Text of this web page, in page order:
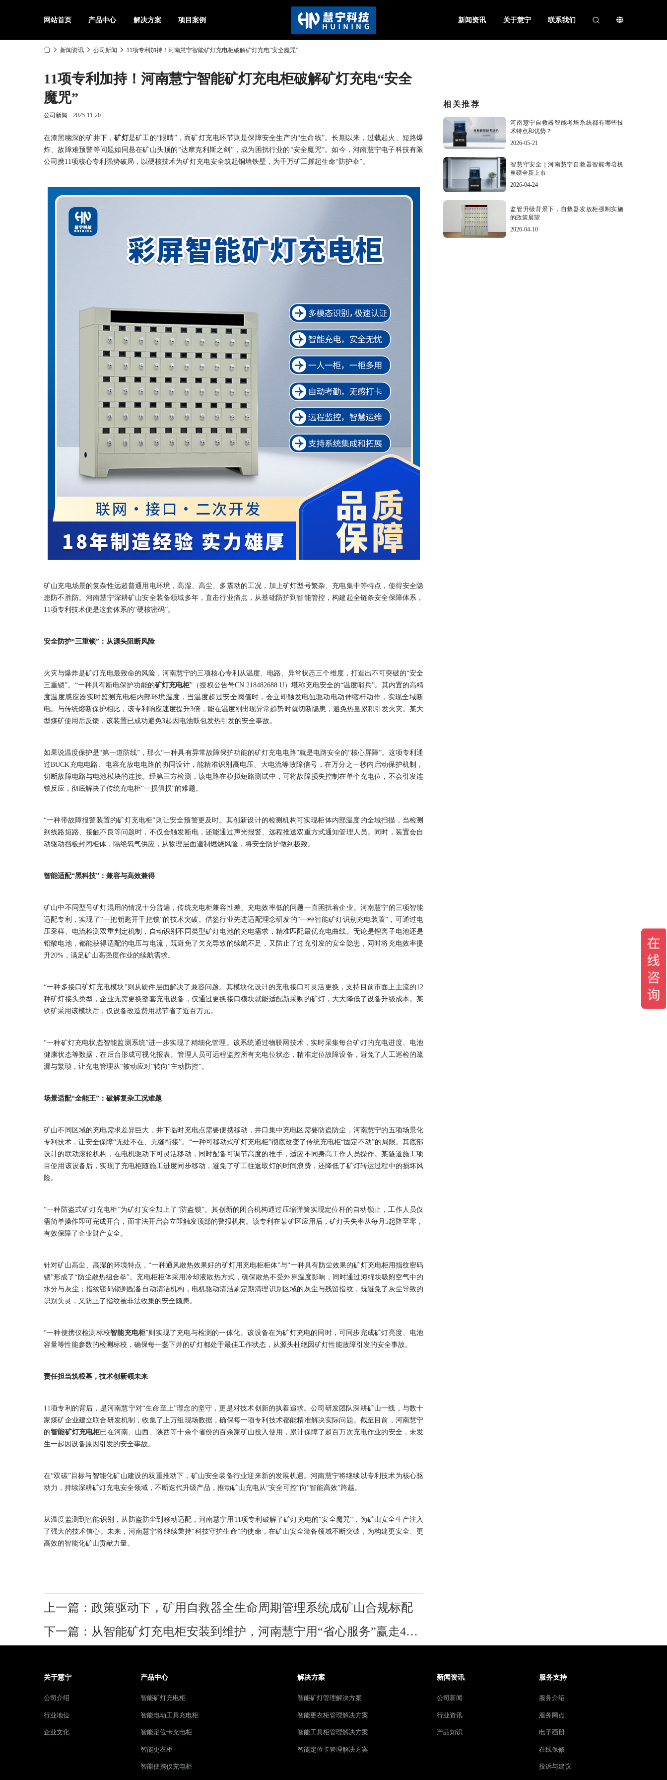
网站首页 产品中心 解决方案 项目案例 新闻资讯 关于慧宁 联系我们
新闻资讯 公司新闻 11项专利加持！河南慧宁智能矿灯充电柜破解矿灯充电“安全魔咒”
11项专利加持！河南慧宁智能矿灯充电柜破解矿灯充电“安全
魔咒”
公司新闻 2025-11-20
在漆黑幽深的矿井下，矿灯是矿工的“眼睛”，而矿灯充电环节则是保障安全生产的“生命线”。长期以来，过载起火、短路爆
炸、故障难预警等问题如同悬在矿山头顶的“达摩克利斯之剑”，成为困扰行业的“安全魔咒”。如今，河南慧宁电子科技有限
公司携11项核心专利强势破局，以硬核技术为矿灯充电安全筑起铜墙铁壁，为千万矿工撑起生命“防护伞”。
矿山充电场景的复杂性远超普通用电环境，高湿、高尘、多震动的工况，加上矿灯型号繁杂、充电集中等特点，使得安全隐
患防不胜防。河南慧宁深耕矿山安全装备领域多年，直击行业痛点，从基础防护到智能管控，构建起全链条安全保障体系，
11项专利技术便是这套体系的“硬核密码”。
安全防护“三重锁”：从源头阻断风险
火灾与爆炸是矿灯充电最致命的风险，河南慧宁的三项核心专利从温度、电路、异常状态三个维度，打造出不可突破的“安全
三重锁”。“一种具有断电保护功能的矿灯充电柜”（授权公告号CN 218482688 U）堪称充电安全的“温度哨兵”。其内置的高精
度温度感应器实时监测充电柜内部环境温度，当温度超过安全阈值时，会立即触发电缸驱动电动伸缩杆动作，实现全域断
电。与传统熔断保护相比，该专利响应速度提升3倍，能在温度刚出现异常趋势时就切断隐患，避免热量累积引发火灾。某大
型煤矿使用后反馈，该装置已成功避免3起因电池鼓包发热引发的安全事故。
如果说温度保护是“第一道防线”，那么“一种具有异常故障保护功能的矿灯充电电路”就是电路安全的“核心屏障”。这项专利通
过BUCK充电电路、电容充放电电路的协同设计，能精准识别高电压、大电流等故障信号，在万分之一秒内启动保护机制，
切断故障电路与电池模块的连接。经第三方检测，该电路在模拟短路测试中，可将故障损失控制在单个充电位，不会引发连
锁反应，彻底解决了传统充电柜“一损俱损”的难题。
“一种带故障报警装置的矿灯充电柜”则让安全预警更及时。其创新设计的检测机构可实现柜体内部温度的全域扫描，当检测
到线路短路、接触不良等问题时，不仅会触发断电，还能通过声光报警、远程推送双重方式通知管理人员。同时，装置会自
动驱动挡板封闭柜体，隔绝氧气供应，从物理层面遏制燃烧风险，将安全防护做到极致。
智能适配“黑科技”：兼容与高效兼得
矿山中不同型号矿灯混用的情况十分普遍，传统充电柜兼容性差、充电效率低的问题一直困扰着企业。河南慧宁的三项智能
适配专利，实现了“一把钥匙开千把锁”的技术突破。借鉴行业先进适配理念研发的“一种智能矿灯识别充电装置”，可通过电
压采样、电流检测双重判定机制，自动识别不同类型矿灯电池的充电需求，精准匹配最优充电曲线。无论是锂离子电池还是
铅酸电池，都能获得适配的电压与电流，既避免了欠充导致的续航不足，又防止了过充引发的安全隐患，同时将充电效率提
升20%，满足矿山高强度作业的续航需求。
“一种多接口矿灯充电模块”则从硬件层面解决了兼容问题。其模块化设计的充电接口可灵活更换，支持目前市面上主流的12
种矿灯接头类型，企业无需更换整套充电设备，仅通过更换接口模块就能适配新采购的矿灯，大大降低了设备升级成本。某
铁矿采用该模块后，仅设备改造费用就节省了近百万元。
“一种矿灯充电状态智能监测系统”进一步实现了精细化管理。该系统通过物联网技术，实时采集每台矿灯的充电进度、电池
健康状态等数据，在后台形成可视化报表。管理人员可远程监控所有充电位状态，精准定位故障设备，避免了人工巡检的疏
漏与繁琐，让充电管理从“被动应对”转向“主动防控”。
场景适配“全能王”：破解复杂工况难题
矿山不同区域的充电需求差异巨大，井下临时充电点需要便携移动，井口集中充电区需要防盗防尘，河南慧宁的五项场景化
专利技术，让安全保障“无处不在、无缝衔接”。“一种可移动式矿灯充电柜”彻底改变了传统充电柜“固定不动”的局限。其底部
设计的联动滚轮机构，在电机驱动下可灵活移动，同时配备可调节高度的推手，适应不同身高工作人员操作。某隧道施工项
目使用该设备后，实现了充电柜随施工进度同步移动，避免了矿工往返取灯的时间浪费，还降低了矿灯转运过程中的损坏风
险。
“一种防盗式矿灯充电柜”为矿灯安全加上了“防盗锁”。其创新的闭合机构通过压缩弹簧实现定位杆的自动锁止，工作人员仅
需简单操作即可完成开合，而非法开启会立即触发顶部的警报机构。该专利在某矿区应用后，矿灯丢失率从每月5起降至零，
有效保障了企业财产安全。
针对矿山高尘、高湿的环境特点，“一种通风散热效果好的矿灯用充电柜柜体”与“一种具有防尘效果的矿灯充电柜用指纹密码
锁”形成了“防尘散热组合拳”。充电柜柜体采用冷却液散热方式，确保散热不受外界温度影响，同时通过海绵块吸附空气中的
水分与灰尘；指纹密码锁则配备自动清洁机构，电机驱动清洁刷定期清理识别区域的灰尘与残留指纹，既避免了灰尘导致的
识别失灵，又防止了指纹被非法收集的安全隐患。
“一种便携仪检测标校智能充电柜”则实现了充电与检测的一体化。该设备在为矿灯充电的同时，可同步完成矿灯亮度、电池
容量等性能参数的检测标校，确保每一盏下井的矿灯都处于最佳工作状态，从源头杜绝因矿灯性能故障引发的安全事故。
责任担当筑根基，技术创新领未来
11项专利的背后，是河南慧宁对“生命至上”理念的坚守，更是对技术创新的执着追求。公司研发团队深耕矿山一线，与数十
家煤矿企业建立联合研发机制，收集了上万组现场数据，确保每一项专利技术都能精准解决实际问题。截至目前，河南慧宁
的智能矿灯充电柜已在河南、山西、陕西等十余个省份的百余家矿山投入使用，累计保障了超百万次充电作业的安全，未发
生一起因设备原因引发的安全事故。
在“双碳”目标与智能化矿山建设的双重推动下，矿山安全装备行业迎来新的发展机遇。河南慧宁将继续以专利技术为核心驱
动力，持续深耕矿灯充电安全领域，不断迭代升级产品，推动矿山充电从“安全可控”向“智能高效”跨越。
从温度监测到智能识别，从防盗防尘到移动适配，河南慧宁用11项专利破解了矿灯充电的“安全魔咒”，为矿山安全生产注入
了强大的技术信心。未来，河南慧宁将继续秉持“科技守护生命”的使命，在矿山安全装备领域不断突破，为构建更安全、更
高效的智能化矿山贡献力量。
上一篇：政策驱动下，矿用自救器全生命周期管理系统成矿山合规标配
下一篇：从智能矿灯充电柜安装到维护，河南慧宁用“省心服务”赢走48%市场
相关推荐
河南慧宁自救器智能考培系统都有哪些技
术特点和优势？
2026-05-21
智慧守安全｜河南慧宁自救器智能考培机
重磅全新上市
2026-04-24
监管升级背景下，自救器发放柜强制实施
的政策展望
2026-04-10
关于慧宁
公司介绍
行业地位
企业文化
产品中心
智能矿灯充电柜
智能电动工具充电柜
智能定位卡充电柜
智能更衣柜
智能便携仪充电柜
解决方案
智能矿灯管理解决方案
智能更衣柜管理解决方案
智能工具柜管理解决方案
智能定位卡管理解决方案
新闻资讯
公司新闻
行业资讯
产品知识
服务支持
服务介绍
服务网点
电子画册
在线保修
投诉与建议